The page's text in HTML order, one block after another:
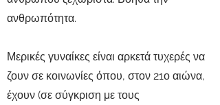
ανθρωπότητα.
Μερικές γυναίκες είναι αρκετά τυχερές να
ζουν σε κοινωνίες όπου, στον 21ο αιώνα,
έχουν (σε σύγκριση με τους